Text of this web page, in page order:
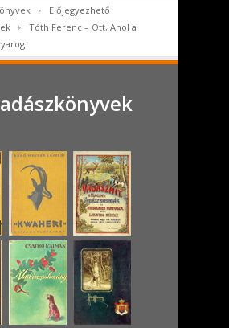
Előjegyezhető
Tóth Ferenc – Ott, Ahol a